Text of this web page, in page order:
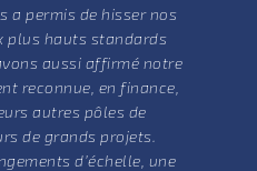
a permis de hisser nos
plus hauts standards
aussi affirmé notre
reconnue, en finance,
autres pôles de
de grands projets.
d’échelle, une